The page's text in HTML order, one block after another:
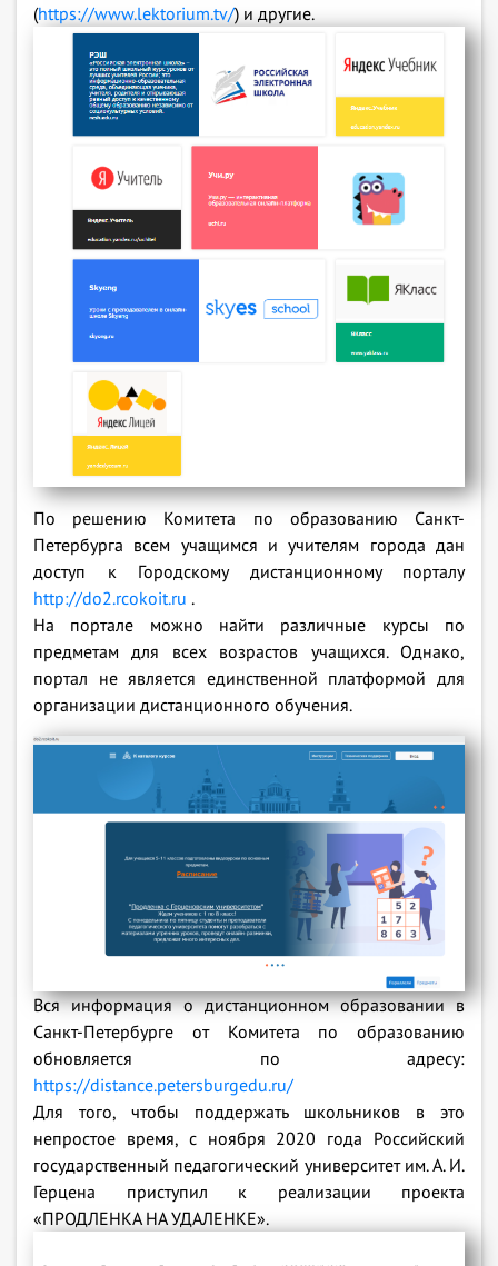
(https://www.lektorium.tv/) и другие.
По решению Комитета по образованию Санкт-
Петербурга всем учащимся и учителям города дан
доступ к Городскому дистанционному порталу
http://do2.rcokoit.ru .
На портале можно найти различные курсы по
предметам для всех возрастов учащихся. Однако,
портал не является единственной платформой для
организации дистанционного обучения.
Вся информация о дистанционном образовании в
Санкт-Петербурге от Комитета по образованию
обновляется по адресу:
https://distance.petersburgedu.ru/
Для того, чтобы поддержать школьников в это
непростое время, с ноября 2020 года Российский
государственный педагогический университет им. А. И.
Герцена приступил к реализации проекта
«ПРОДЛЕНКА НА УДАЛЕНКЕ».